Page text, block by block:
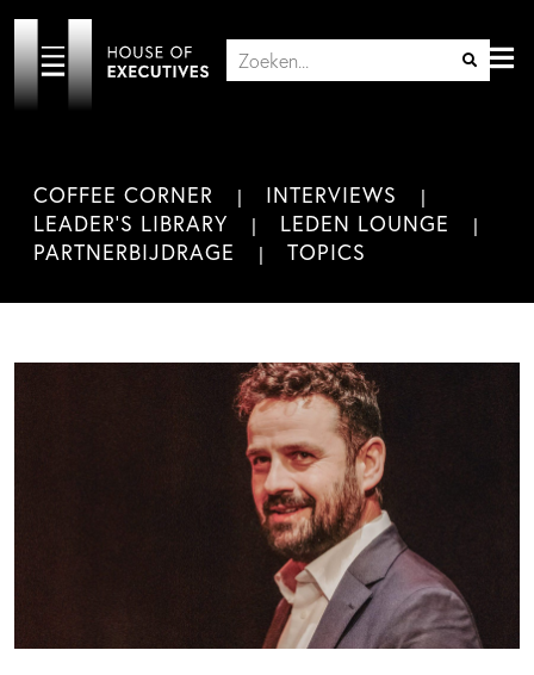
COFFEE CORNER
INTERVIEWS
LEADER'S LIBRARY
LEDEN LOUNGE
PARTNERBIJDRAGE
TOPICS